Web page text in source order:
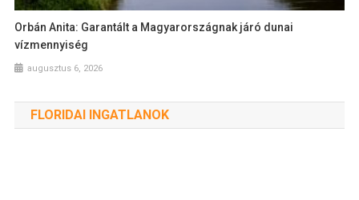
Orbán Anita: Garantált a Magyarországnak járó dunai
vízmennyiség
augusztus 6, 2026
FLORIDAI INGATLANOK